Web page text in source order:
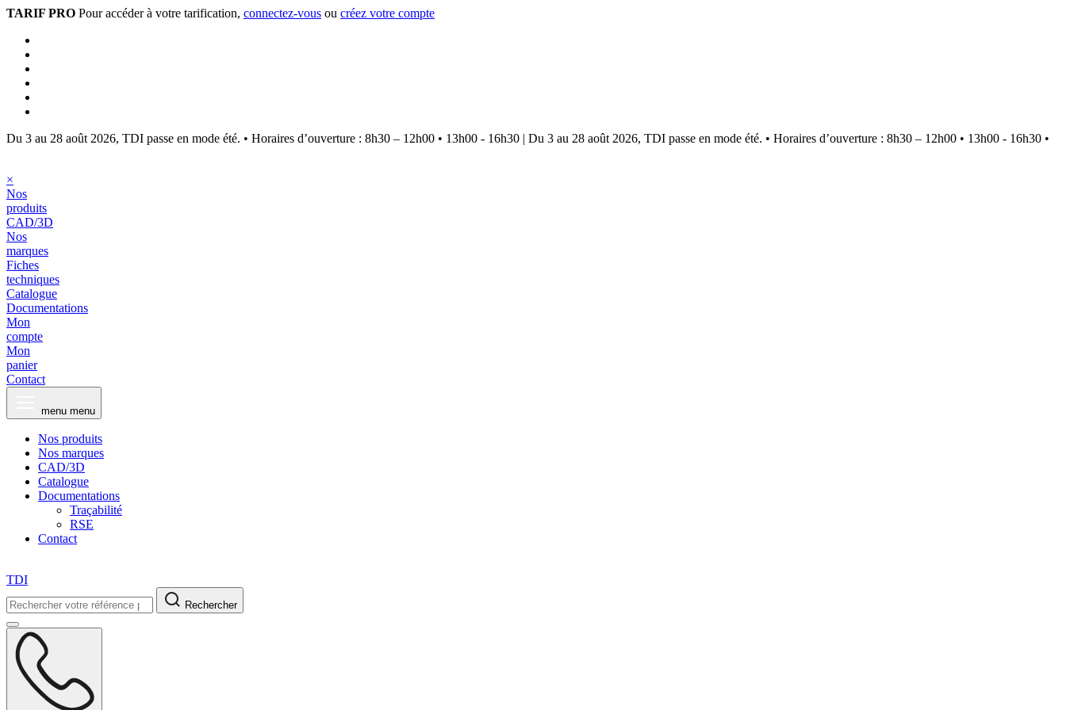
TARIF PRO Pour accéder à votre tarification, connectez-vous ou créez votre compte
Du 3 au 28 août 2026, TDI passe en mode été. • Horaires d’ouverture : 8h30 – 12h00 • 13h00 - 16h30 | Du 3 au 28 août 2026, TDI passe en mode été. • Horaires d’ouverture : 8h30 – 12h00 • 13h00 - 16h30 •
×
Nos
produits
CAD/3D
Nos
marques
Fiches
techniques
Catalogue
Documentations
Mon
compte
Mon
panier
Contact
menu menu
Nos produits
Nos marques
CAD/3D
Catalogue
Documentations
Traçabilité
RSE
Contact
TDI
Rechercher